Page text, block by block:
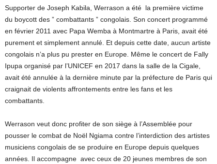
Supporter de Joseph Kabila, Werrason a été la première victime
du boycott des ” combattants ” congolais. Son concert programmé
en février 2011 avec Papa Wemba à Montmartre à Paris, avait été
purement et simplement annulé. Et depuis cette date, aucun artiste
congolais n’a plus pu prester en Europe. Même le concert de Fally
Ipupa organisé par l’UNICEF en 2017 dans la salle de la Cigale,
avait été annulée à la dernière minute par la préfecture de Paris qui
craignait de violents affrontements entre les fans et les
combattants.
Werrason veut donc profiter de son siège à l’Assemblée pour
pousser le combat de Noël Ngiama contre l’interdiction des artistes
musiciens congolais de se produire en Europe depuis quelques
années. Il accompagne avec ceux de 20 jeunes membres de son